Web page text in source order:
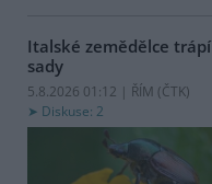
Italské zemědělce
sady
5.8.2026 01:12 | ŘÍM (ČTK)
Diskuse: 2